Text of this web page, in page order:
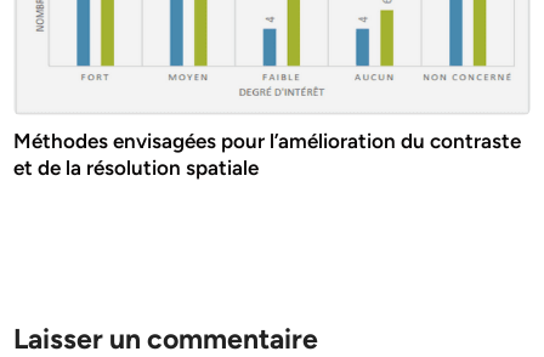
Méthodes envisagées pour l’amélioration du contraste
et de la résolution spatiale
Laisser un commentaire